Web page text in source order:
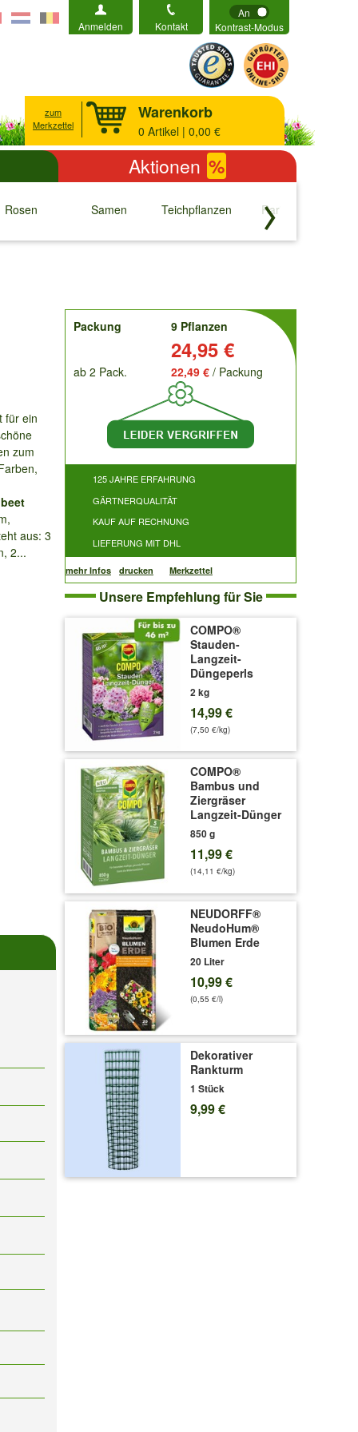
Anmelden Kontakt
An
Kontrast-Modus
zum
Merkzettel
Warenkorb
0 Artikel | 0,00 €
Aktionen %
Rosen Samen
↓
Teichpflanzen
↓
Raritäten
↓
für ein
zum
aus: 3
2...
order
Packung
9 Pflanzen
24,95 €
ab 2 Pack. 22,49 € / Packung
125 JAHRE ERFAHRUNG
GÄRTNERQUALITÄT
KAUF AUF RECHNUNG
LIEFERUNG MIT DHL
mehr Infos drucken Merkzettel
Unsere Empfehlung für Sie
COMPO®
Stauden-
Langzeit-
Düngeperls
2 kg
14,99 €
(7,50 €/kg)
COMPO®
Bambus und
Ziergräser
Langzeit-Dünger
850 g
11,99 €
(14,11 €/kg)
NEUDORFF®
NeudoHum®
Blumen Erde
20 Liter
10,99 €
(0,55 €/l)
Dekorativer
Rankturm
1 Stück
9,99 €